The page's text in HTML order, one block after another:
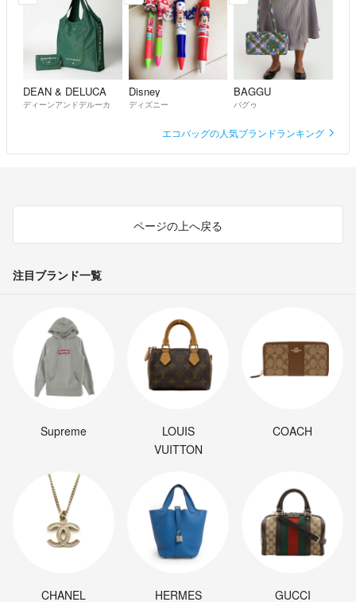
DEAN & DELUCA
ディーンアンドデルーカ
Disney
ディズニー
BAGGU
バグゥ
エコバッグの人気ブランドランキング
ページの上へ戻る
注目ブランド一覧
Supreme
LOUIS
VUITTON
COACH
CHANEL HERMES GUCCI